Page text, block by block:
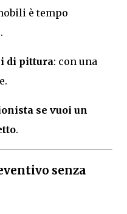
è tempo
di pittura: con una
se vuoi un
.
senza